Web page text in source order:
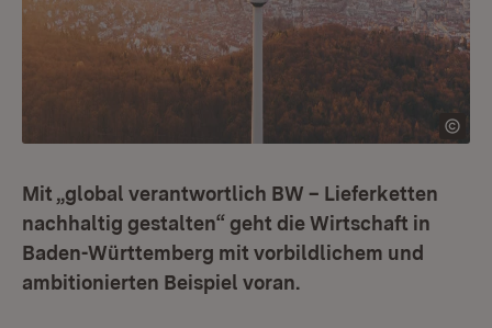
Mit „global verantwortlich BW – Lieferketten
nachhaltig gestalten“ geht die Wirtschaft in
Baden-Württemberg mit vorbildlichem und
ambitionierten Beispiel voran.